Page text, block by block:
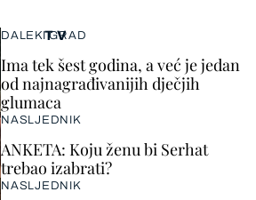
TV
DALEKI GRAD
Ima tek šest godina, a već je jedan
od najnagrađivanijih dječjih
glumaca
NASLJEDNIK
ANKETA: Koju ženu bi Serhat
trebao izabrati?
NASLJEDNIK